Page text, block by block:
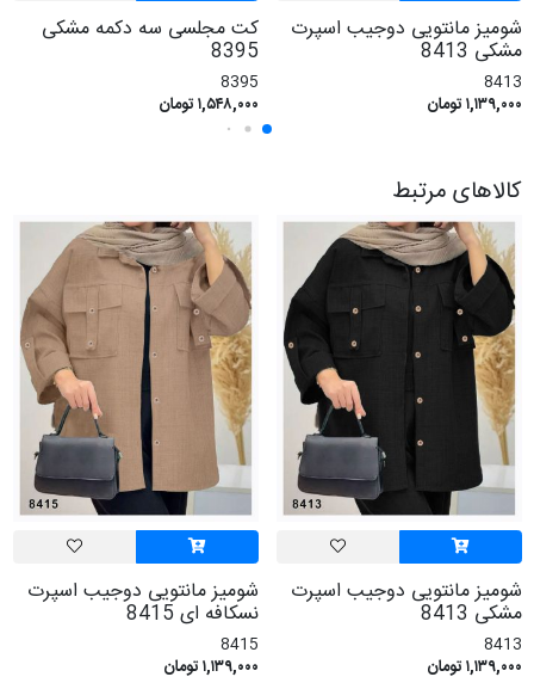
شومیز مانتویی دوجیب اسپرت
مشکی 8413
8413
۱,۱۳۹,۰۰۰ تومان
کت مجلسی سه دکمه مشکی
8395
8395
۱,۵۴۸,۰۰۰ تومان
کالاهای مرتبط
شومیز مانتویی دوجیب اسپرت
مشکی 8413
8413
۱,۱۳۹,۰۰۰ تومان
شومیز مانتویی دوجیب اسپرت
نسکافه ای 8415
8415
۱,۱۳۹,۰۰۰ تومان